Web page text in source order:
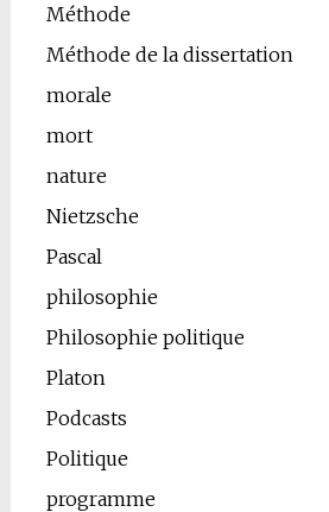
Méthode
Méthode de la dissertation
morale
mort
nature
Nietzsche
Pascal
philosophie
Philosophie politique
Platon
Podcasts
Politique
programme